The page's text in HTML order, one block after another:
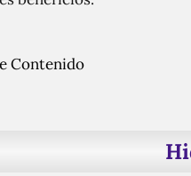
Contenido